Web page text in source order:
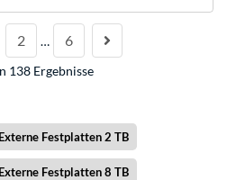
2 … 6
138 Ergebnisse
Externe Festplatten 2 TB
Externe Festplatten 8 TB